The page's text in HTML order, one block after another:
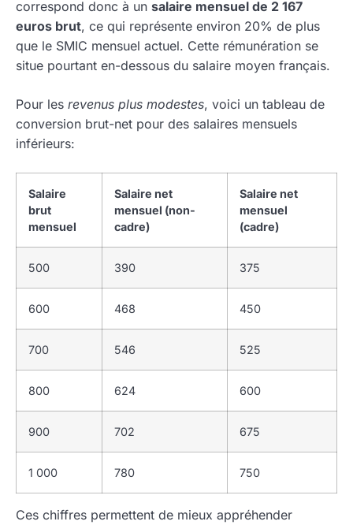
correspond donc à un salaire mensuel de 2 167
euros brut, ce qui représente environ 20% de plus
que le SMIC mensuel actuel. Cette rémunération se
situe pourtant en-dessous du salaire moyen français.
Pour les revenus plus modestes, voici un tableau de
conversion brut-net pour des salaires mensuels
inférieurs:
Salaire
brut
mensuel
Salaire net
mensuel (non-
cadre)
Salaire net
mensuel
(cadre)
500 390 375
600 468 450
700 546 525
800 624 600
900 702 675
1 000 780 750
Ces chiffres permettent de mieux appréhender